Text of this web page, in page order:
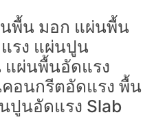
พื้น มอก แผ่นพื้น
รง แผ่นปูน
ผ่นพื้นอัดแรง
อนกรีตอัดแรง พื้น
ปูนอัดแรง Slab